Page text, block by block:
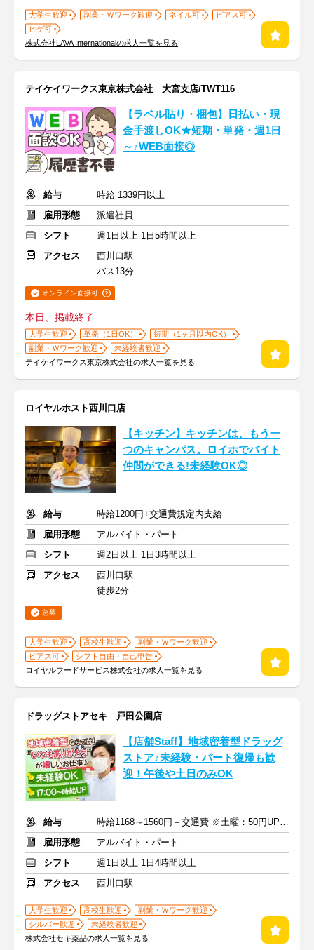
大学生歓迎 副業・Ｗワーク歓迎 ネイル可
ピアス可
ヒゲ可
株式会社LAVA Internationalの求人一覧を見る
テイケイワークス東京株式会社 大宮支店/TWT116
【ラベル貼り・梱包】日払い・現
金手渡しOK★短期・単発・週1日
～♪WEB面接◎
給与
時給 1339円以上
雇用形態
派遣社員
シフト
週1日以上 1日5時間以上
アクセス
西川口駅
バス13分
オンライン面接可
本日、掲載終了
大学生歓迎 単発（1日OK）
短期（1ヶ月以内OK）
副業・Ｗワーク歓迎
未経験者歓迎
テイケイワークス東京株式会社の求人一覧を見る
ロイヤルホスト西川口店
【キッチン】キッチンは、もう一
つのキャンパス。ロイホでバイト
仲間ができる!未経験OK◎
給与
時給1200円+交通費規定内支給
雇用形態
アルバイト・パート
シフト
週2日以上 1日3時間以上
アクセス
西川口駅
徒歩2分
急募
大学生歓迎 高校生歓迎
副業・Ｗワーク歓迎
ピアス可
シフト自由・自己申告
ロイヤルフードサービス株式会社の求人一覧を見る
ドラッグストアセキ 戸田公園店
【店舗Staff】地域密着型ドラッグ
ストア♪未経験・パート復帰も歓
迎！午後や土日のみOK
給与
時給1168～1560円＋交通費 ※土曜：50円UP/日曜・祝日：100円UP
雇用形態
アルバイト・パート
シフト
週1日以上 1日4時間以上
アクセス
西川口駅
大学生歓迎 高校生歓迎
副業・Ｗワーク歓迎
シルバー歓迎
未経験者歓迎
株式会社セキ薬品の求人一覧を見る